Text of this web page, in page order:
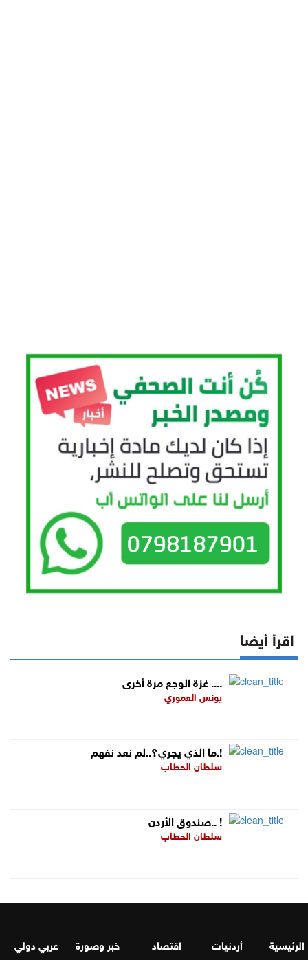
اقرأ أيضا
غزة الوجع مرة أخرى ....
يونس العموري
ما الذي يجري؟..لم نعد نفهم.!
سلطان الحطاب
صندوق الأردن.. !
سلطان الحطاب
الرئيسية أردنيات اقتصاد خبر وصورة
عربي دولي